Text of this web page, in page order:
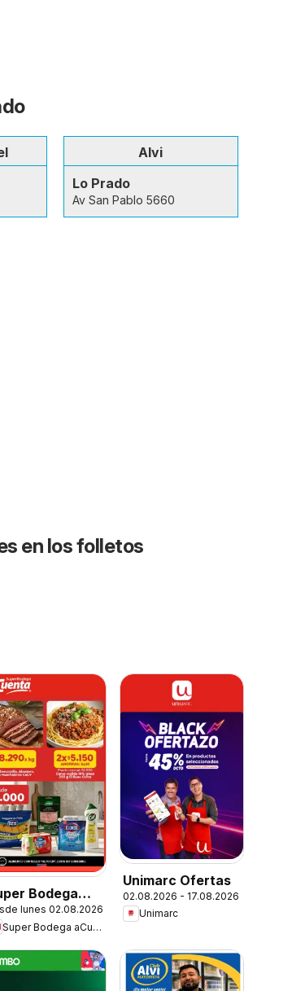
Alvi
Lo Prado
Av San Pablo 5660
en los folletos
Bodega
Ofertas
lunes 02.08.2026
Super Bodega aCuenta
Unimarc Ofertas
02.08.2026 - 17.08.2026
Unimarc